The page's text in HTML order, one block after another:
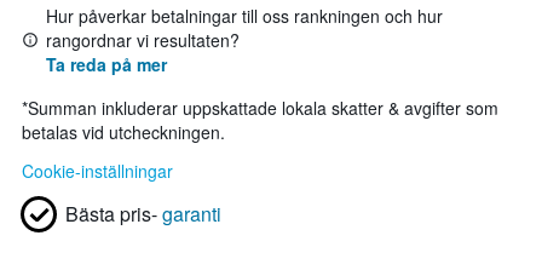
Hur påverkar betalningar till oss rankningen och hur
rangordnar vi resultaten?
Ta reda på mer
*Summan inkluderar uppskattade lokala skatter & avgifter som
betalas vid utcheckningen.
Cookie-inställningar
Bästa pris-garanti